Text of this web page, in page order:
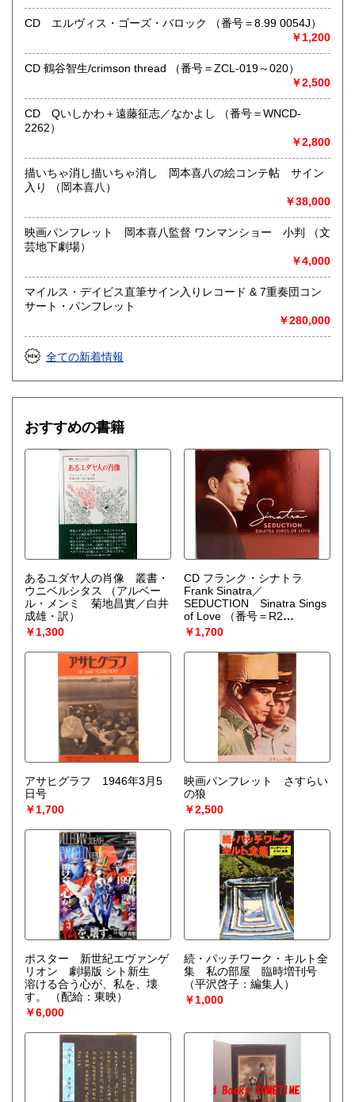
す。 ご容赦下さい。
●当店は古書以外にも様々な商品を取り扱っています。下記
沿線名：東急田園都市線
最寄駅：三軒茶屋駅北出口Aから下北沢方面へ6分 ゴリラビ
ルの向かい 小田急バス太子堂停留所前
営業時間：平日=10:00〜19:00 日曜・祭日=12:00～18:00
定休日：火曜日
書籍の買取について
店頭買取り、出張買取りを承っております。
お気軽にご相談下さい。
取り扱い分野
一般（その他）
アナログ・レコードやCDなどの音楽・音声・映像メディア
CD エルヴィス・ゴーズ・バロック （番号＝8.99 0054J）
￥1,200
CD 鶴谷智生/crimson thread （番号＝ZCL-019～020）
￥2,500
CD Qいしかわ＋遠藤征志／なかよし （番号＝WNCD-
2262）
￥2,800
描いちゃ消し描いちゃ消し 岡本喜八の絵コンテ帖 サイン
入り （岡本喜八）
￥38,000
映画パンフレット 岡本喜八監督 ワンマンショー 小判 （文
芸地下劇場）
￥4,000
マイルス・デイビス直筆サイン入りレコード & 7重奏団コン
サート・パンフレット
￥280,000
全ての新着情報
おすすめの書籍
あるユダヤ人の肖像 叢書・
ウニベルシタス
（アルベー
ル・メンミ 菊地昌實／白井
成雄・訳）
￥1,300
CD フランク・シナトラ
Frank Sinatra／
SEDUCTION Sinatra Sings
of Love
（番号＝R2
516960）
￥1,700
アサヒグラフ 1946年3月5
日号
￥1,700
映画パンフレット さすらい
の狼
￥2,500
ポスター 新世紀エヴァンゲ
リオン 劇場版 シト新生
溶ける合う心が、私を、壊
す。
（配給：東映）
￥6,000
続・パッチワーク・キルト全
集 私の部屋 臨時増刊号
（平沢啓子：編集人）
￥1,000